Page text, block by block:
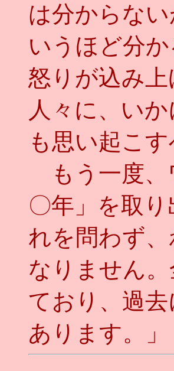
は分からな
いうほど分
怒りが込み
人々に、い
も思い起こ
もう一度、
〇年」を取
れを問わず
なりません
ており、過
あります。